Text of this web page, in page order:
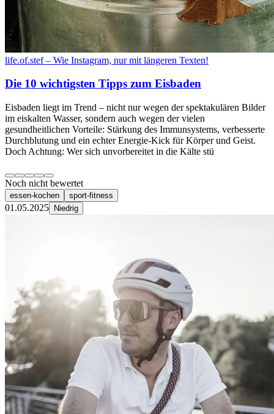
life.of.stef – Wie Instagram, nur mit längeren Texten!
Die 10 wichtigsten Tipps zum Eisbaden
Eisbaden liegt im Trend – nicht nur wegen der spektakulären Bilder
im eiskalten Wasser, sondern auch wegen der vielen
gesundheitlichen Vorteile: Stärkung des Immunsystems, verbesserte
Durchblutung und ein echter Energie-Kick für Körper und Geist.
Doch Achtung: Wer sich unvorbereitet in die Kälte stü
Noch nicht bewertet
essen-kochen sport-fitness
01.05.2025 Niedrig